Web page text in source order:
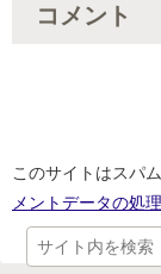
コメント
このサイトはスパ
メントデータの処